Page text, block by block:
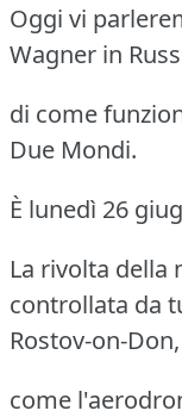
Oggi vi
Wagner in
di come
Due Mondi.
È lunedì 26
La rivolta della
controllata da
Rostov-on-Don,
come